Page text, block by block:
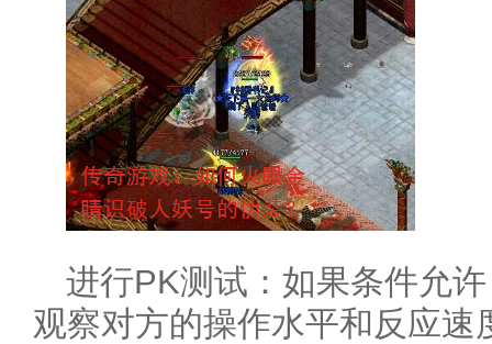
进行PK测试：如果条件允
观察对方的操作水平和反应速